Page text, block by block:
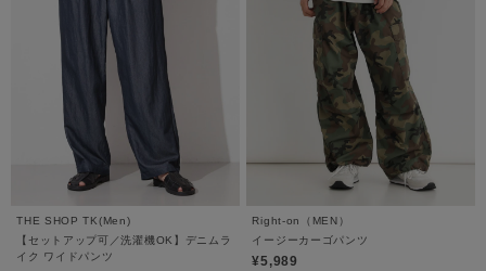
THE SHOP TK(Men)
【セットアップ可／洗濯機OK】デニムラ
イク ワイドパンツ
Right-on（MEN）
イージーカーゴパンツ
¥5,989